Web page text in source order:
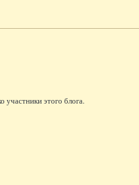
участники этого блога.